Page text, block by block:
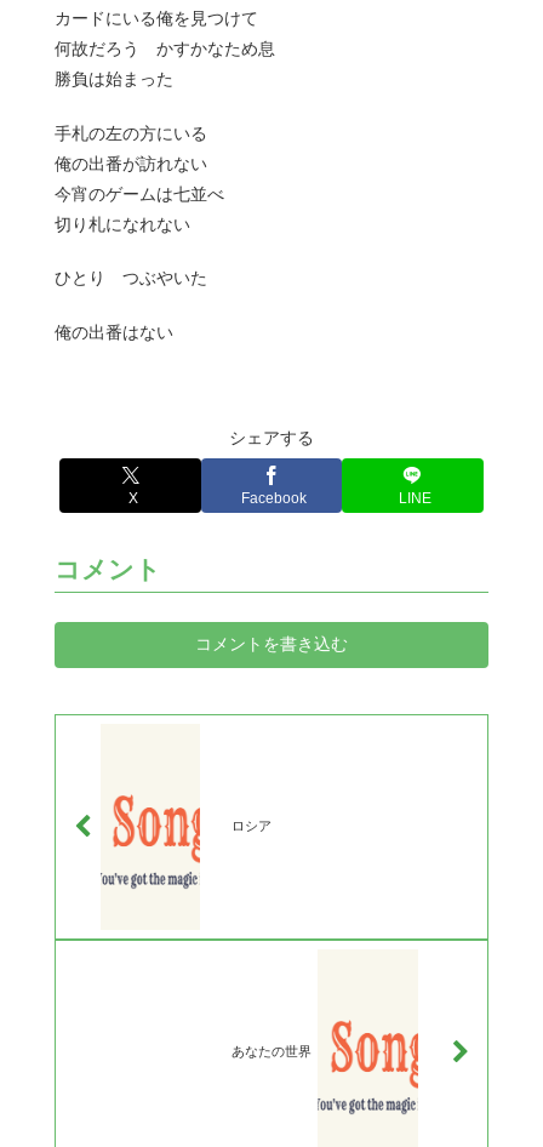
カードにいる俺を見つけて
何故だろう かすかなため息
勝負は始まった
手札の左の方にいる
俺の出番が訪れない
今宵のゲームは七並べ
切り札になれない
ひとり つぶやいた
俺の出番はない
シェアする
X Facebook LINE
コメント
コメントを書き込む
ロシア
あなたの世界